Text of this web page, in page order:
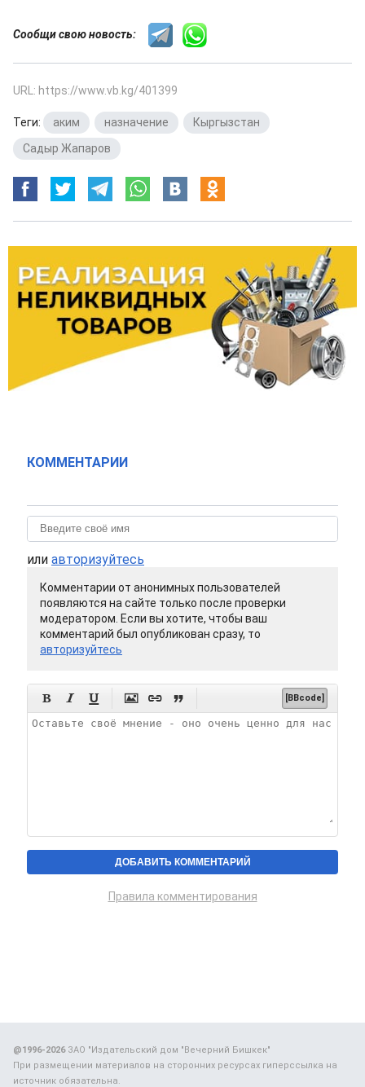
Сообщи свою новость:
URL: https://www.vb.kg/401399
Теги: аким назначение Кыргызстан
Садыр Жапаров
КОММЕНТАРИИ
или авторизуйтесь
Комментарии от анонимных пользователей
появляются на сайте только после проверки
модератором. Если вы хотите, чтобы ваш
комментарий был опубликован сразу, то
авторизуйтесь
      [BBcode]
Правила комментирования
@1996-2026ЗАО "Издательский дом "Вечерний Бишкек"
При размещении материалов на сторонних ресурсах гиперссылка на
источник обязательна.